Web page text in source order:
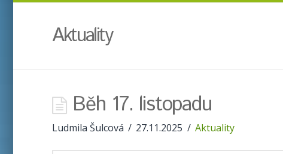
Aktuality
Běh 17. listopadu
Ludmila Šulcová 27.11.2025 Aktuality